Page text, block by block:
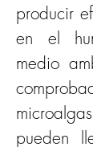
producir
en el
medio
pueden